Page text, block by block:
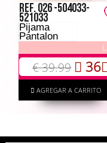
Ref. 026 -504033-
521033
Pijama
Pantalon
€ 39.99 36
AGREGAR A CARRITO